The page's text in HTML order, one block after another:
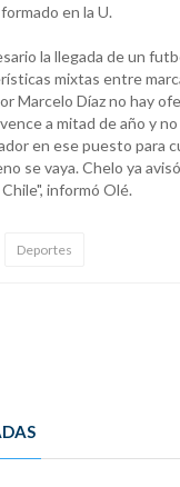
en la U.
la llegada de un
mixtas entre
Marcelo Díaz no hay
a mitad de año y
en ese puesto para
se vaya. Chelo ya
informó Olé.
Deportes